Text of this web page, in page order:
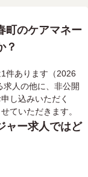
町のケアマネー
？
件あります（2026
人の他に、非公開
し込みいただく
ていただきます。
ャー求人ではど